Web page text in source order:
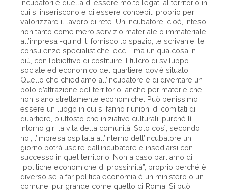
incubatori è quella di essere molto legati al territorio in
cui si inseriscono e di essere concepiti proprio per
valorizzare il lavoro di rete. Un incubatore, cioè, inteso
non tanto come mero servizio materiale o immateriale
all’impresa -quindi ti fornisco lo spazio, le scrivanie, le
consulenze specialistiche, ecc.-, ma un qualcosa in
più, con l’obiettivo di costituire il fulcro di sviluppo
sociale ed economico del quartiere dov’è situato.
Quello che chiediamo all’incubatore è di diventare un
polo d’attrazione del territorio, anche per materie che
non siano strettamente economiche. Può benissimo
essere un luogo in cui si fanno riunioni di comitati di
quartiere, piuttosto che iniziative culturali, purché lì
intorno giri la vita della comunità. Solo così, secondo
noi, l’impresa ospitata all’interno dell’incubatore un
giorno potrà uscire dall’incubatore e insediarsi con
successo in quel territorio. Non a caso parliamo di
“politiche economiche di prossimità”, proprio perché è
diverso se a far politica economia è un ministero o un
comune, pur grande come quello di Roma. Si può